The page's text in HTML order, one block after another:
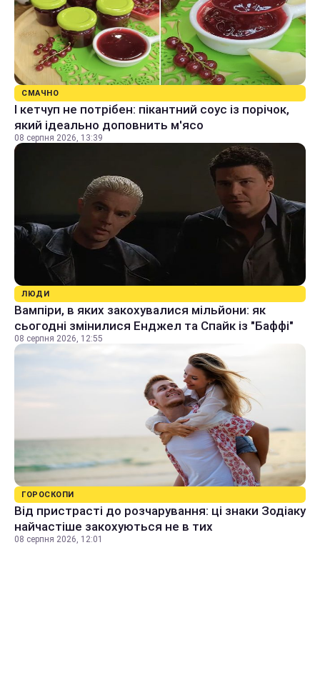
СМАЧНО
І кетчуп не потрібен: пікантний соус із порічок,
який ідеально доповнить м'ясо
08 серпня 2026, 13:39
ЛЮДИ
Вампіри, в яких закохувалися мільйони: як
сьогодні змінилися Енджел та Спайк із "Баффі"
08 серпня 2026, 12:55
ГОРОСКОПИ
Від пристрасті до розчарування: ці знаки Зодіаку
найчастіше закохуються не в тих
08 серпня 2026, 12:01